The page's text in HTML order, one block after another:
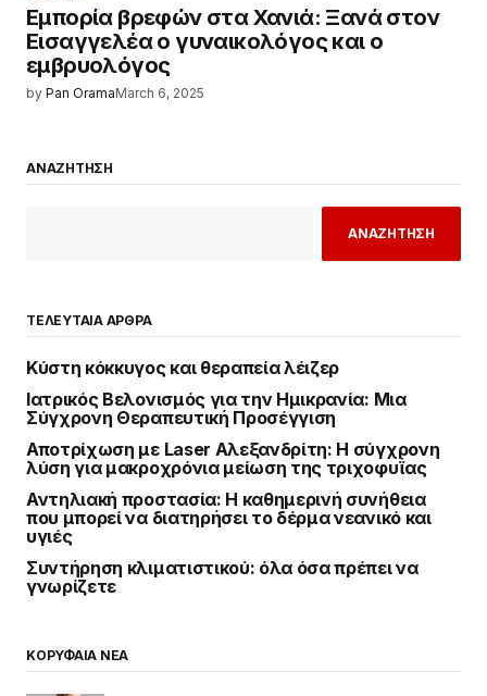
Εμπορία βρεφών στα Χανιά: Ξανά στον
Εισαγγελέα ο γυναικολόγος και ο
εμβρυολόγος
by Pan OramaMarch 6, 2025
ΑΝΑΖΗΤΗΣΗ
ΑΝΑΖΗΤΗΣΗ
ΤΕΛΕΥΤΑΙΑ ΑΡΘΡΑ
Κύστη κόκκυγος και θεραπεία λέιζερ
Ιατρικός Βελονισμός για την Ημικρανία: Μια
Σύγχρονη Θεραπευτική Προσέγγιση
Αποτρίχωση με Laser Αλεξανδρίτη: Η σύγχρονη
λύση για μακροχρόνια μείωση της τριχοφυΐας
Αντηλιακή προστασία: Η καθημερινή συνήθεια
που μπορεί να διατηρήσει το δέρμα νεανικό και
υγιές
Συντήρηση κλιματιστικού: όλα όσα πρέπει να
γνωρίζετε
ΚΟΡΥΦΑΙΑ ΝΕΑ